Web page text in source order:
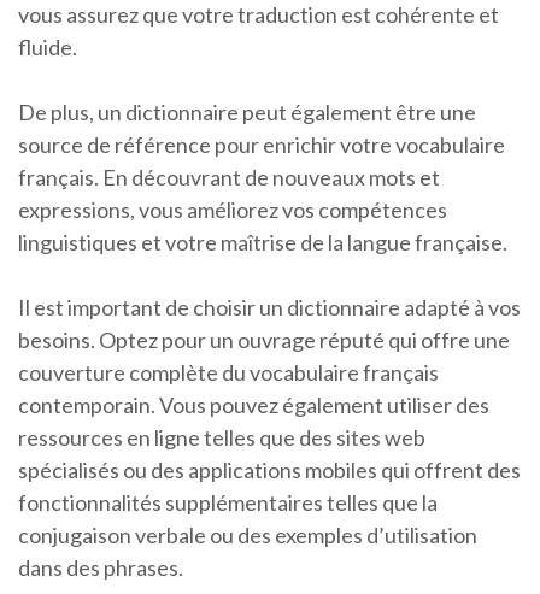
vous assurez que votre traduction est cohérente et
fluide.
De plus, un dictionnaire peut également être une
source de référence pour enrichir votre vocabulaire
français. En découvrant de nouveaux mots et
expressions, vous améliorez vos compétences
linguistiques et votre maîtrise de la langue française.
Il est important de choisir un dictionnaire adapté à vos
besoins. Optez pour un ouvrage réputé qui offre une
couverture complète du vocabulaire français
contemporain. Vous pouvez également utiliser des
ressources en ligne telles que des sites web
spécialisés ou des applications mobiles qui offrent des
fonctionnalités supplémentaires telles que la
conjugaison verbale ou des exemples d’utilisation
dans des phrases.